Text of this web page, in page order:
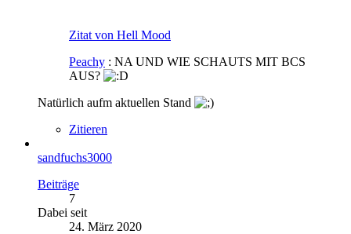
Zitat von Hell Mood
Peachy : NA UND WIE SCHAUTS MIT BCS
AUS?
Natürlich aufm aktuellen Stand
Zitieren
sandfuchs3000
Beiträge
7
Dabei seit
24. März 2020